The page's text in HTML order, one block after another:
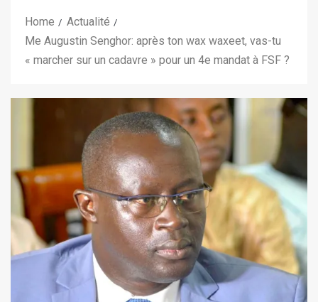
Home
Actualité
Me Augustin Senghor: après ton wax waxeet, vas-tu
« marcher sur un cadavre » pour un 4e mandat à FSF ?